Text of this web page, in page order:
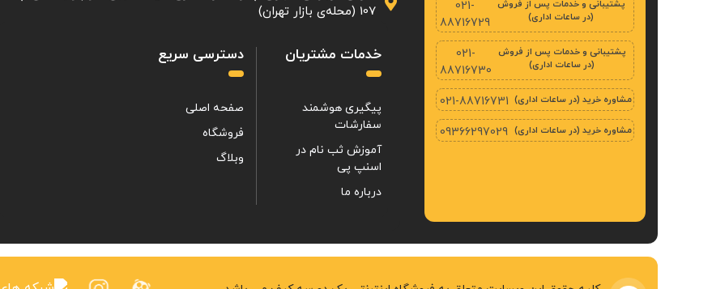
پشتیبانی و خدمات پس از فروش
(در ساعات اداری)
021-
88716729
پشتیبانی و خدمات پس از فروش
(در ساعات اداری)
021-
88716730
مشاوره خرید (در ساعات اداری) 021-88716731
مشاوره خرید (در ساعات اداری) 09366297029
107 (محله‌ی بازار تهران)
خدمات مشتریان
پیگیری هوشمند
سفارشات
آموزش ثب نام در
اسنپ پی
درباره ما
دسترسی سریع
صفحه اصلی
فروشگاه
وبلاگ